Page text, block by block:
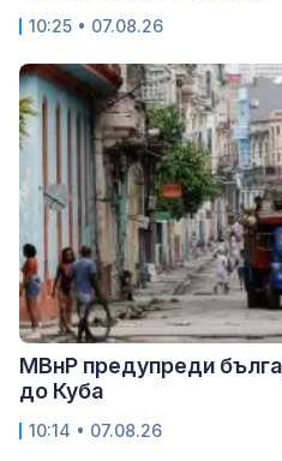
10:25 • 07.08.26
МВнР предупреди
до Куба
10:14 • 07.08.26